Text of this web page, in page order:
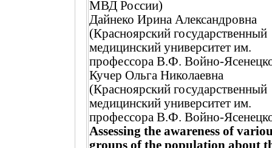
МВД России)
Дайнеко Ирина Александровна
(Красноярский государственный
медицинский университет им.
профессора В.Ф. Войно-
Кучер Ольга Николаевна
(Красноярский государственный
медицинский университет им.
профессора В.Ф. Войно-
Assessing the awareness of
groups of the population about